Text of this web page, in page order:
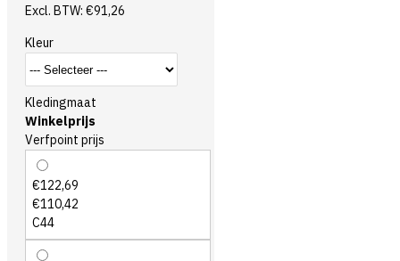
Excl. BTW: €91,26
Kleur
Kledingmaat
Winkelprijs
Verfpoint prijs
€122,69
€110,42
C44